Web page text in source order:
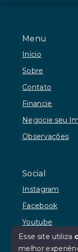
Menu
Início
Sobre
Contato
Financie
Negocie seu
Observações
Social
Instagram
Facebook
Youtube
Esse site utiliza
melhor